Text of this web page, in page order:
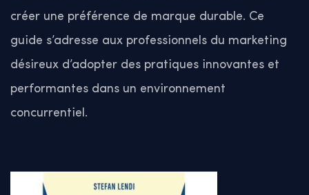
créer une préférence de marque durable. Ce
guide s’adresse aux professionnels du marketing
désireux d’adopter des pratiques innovantes et
performantes dans un environnement
concurrentiel.